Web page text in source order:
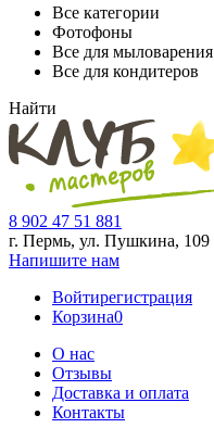
Все категории
Фотофоны
Все для мыловарения
Все для кондитеров
Найти
8 902 47 51 881
г. Пермь, ул. Пушкина, 109
Напишите нам
Войтирегистрация
Корзина0
О нас
Отзывы
Доставка и оплата
Контакты